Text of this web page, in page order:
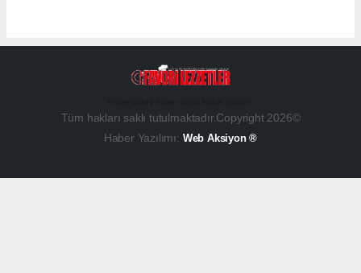
Tüm hakları saklı tutulmaktadır.Copyright 2026©
Haber Yazılımı: Web Aksiyon ®